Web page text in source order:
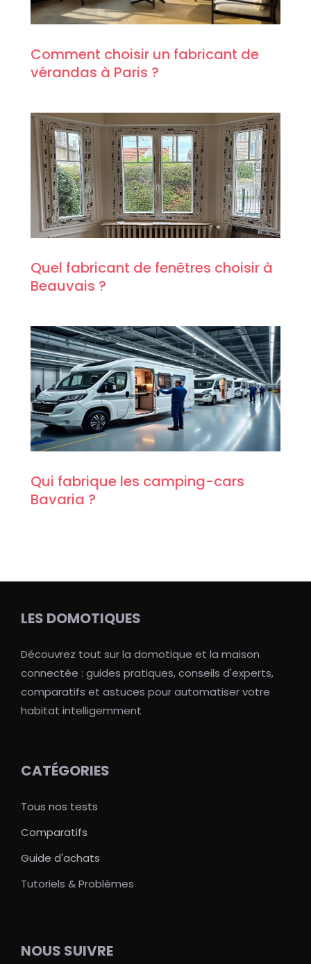
Comment choisir un fabricant de
vérandas à Paris ?
Quel fabricant de fenêtres choisir à
Beauvais ?
Qui fabrique les camping-cars
Bavaria ?
LES DOMOTIQUES
Découvrez tout sur la domotique et la maison
connectée : guides pratiques, conseils d'experts,
comparatifs et astuces pour automatiser votre
habitat intelligemment
CATÉGORIES
Tous nos tests
Comparatifs
Guide d'achats
Tutoriels & Problèmes
NOUS SUIVRE